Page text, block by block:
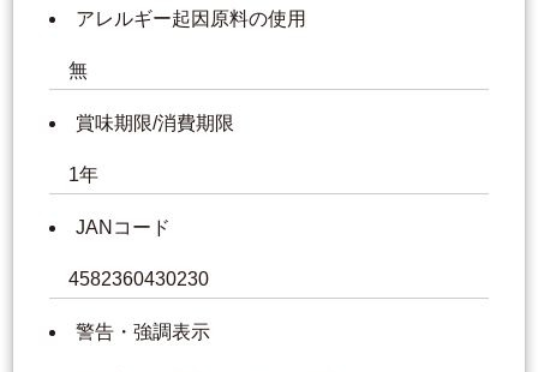
アレルギー起因原料の使用
無
賞味期限/消費期限
1年
JANコード
4582360430230
警告・強調表示